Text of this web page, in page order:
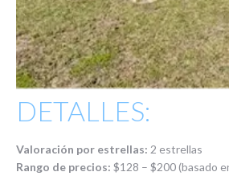
DETALLES:
Valoración por estrellas: 2 estrellas
Rango de precios: $128 – $200 (basado